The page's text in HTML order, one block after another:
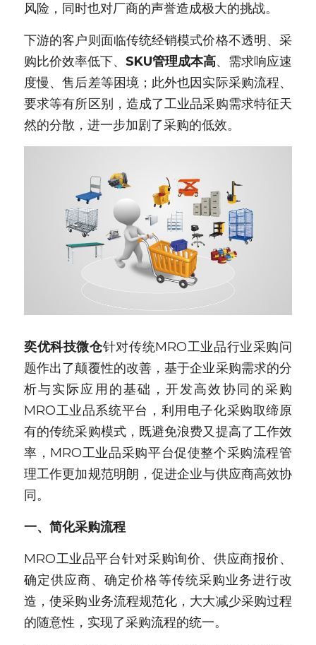
风险，同时也对厂商的声誉造成极大的挑战。
下游的客户则面临传统经销模式价格不透明、采
购比价效率低下、 SKU管理成本高、需求响应速
度慢、售后差等困境；此外也因实际采购流程、
要求等有所区别，造成了工业品采购需求特征天
然的分散，进一步加剧了采购的低效。
奕优科技微仓针对传统MRO工业品行业采购问
题作出了颠覆性的改善，基于企业采购需求的分
析与实际应用的基础，开发高效协同的采购
MRO工业品系统平台，利用电子化采购取缔原
有的传统采购模式，既避免浪费又提高了工作效
率，MRO工业品采购平台促使整个采购流程管
理工作更加规范明朗，促进企业与供应商高效协
同。
一、简化采购流程
MRO工业品平台针对采购询价、供应商报价、
确定供应商、确定价格等传统采购业务进行改
造，使采购业务流程规范化，大大减少采购过程
的随意性，实现了采购流程的统一。